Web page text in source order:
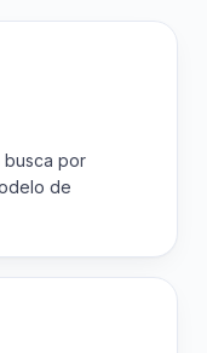
busca por
de